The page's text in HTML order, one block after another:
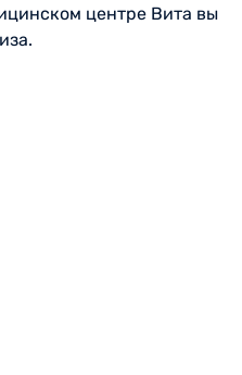
центре Вита вы